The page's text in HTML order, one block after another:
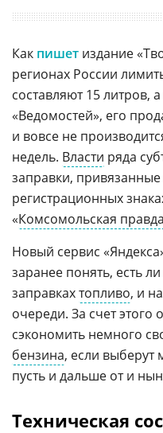
Как пишет издание
регионах России
составляют 15 литров,
«Ведомостей», его
и вовсе не
недель. Власти ряда
заправки,
регистрационных
«Комсомольская правда
Новый сервис
заранее понять, есть
заправкахтопливо, и
очереди. За счет этого
сэкономить немного
бензина, если выберут
пусть и дальше от и
Техническая